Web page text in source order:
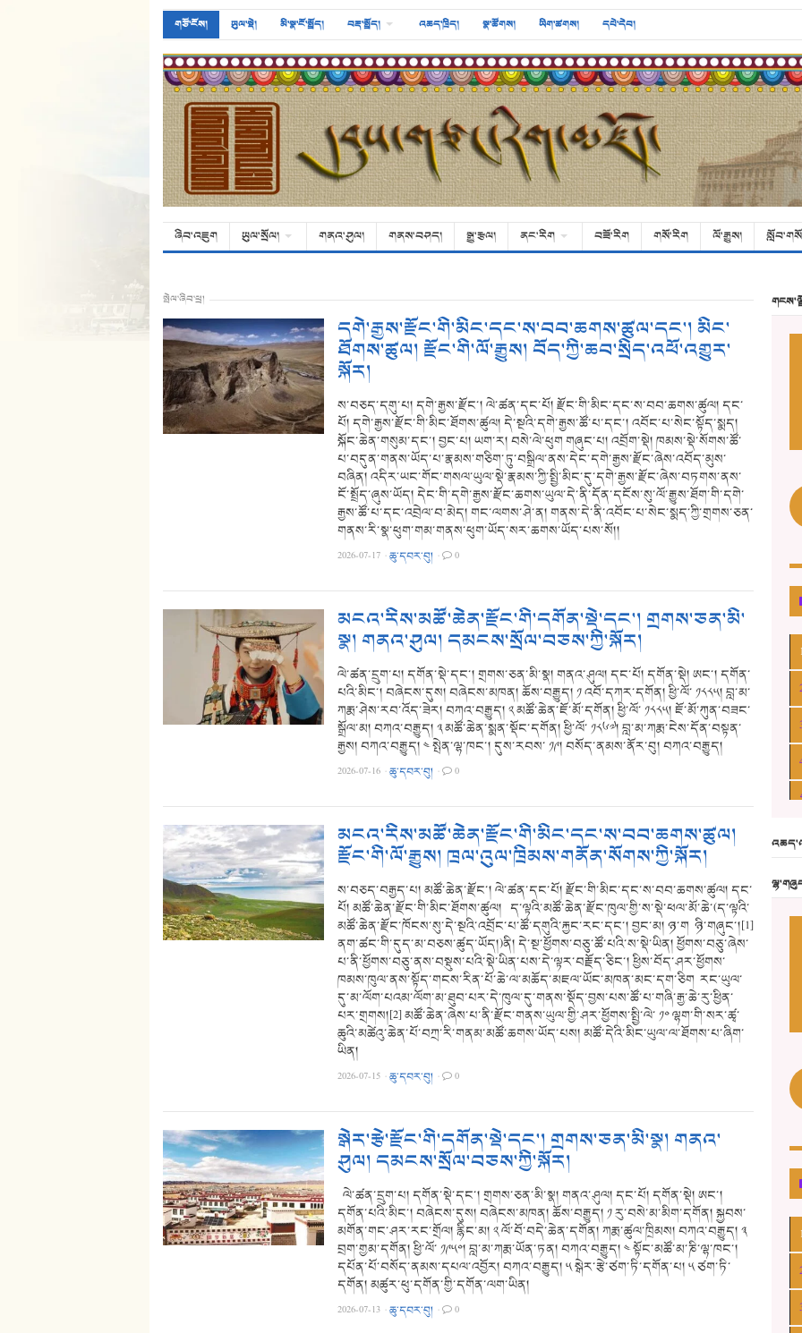
གཙོ་ངོས། ཡུལ་སྡེ། མི་སྣ་ངོ་སྤྲོད། བརྡ་སྤྲོད། འཆད་ཁྲིད། སྣ་ཚོགས། ཡིག་ཚགས། དཔེ་དེབ།
ཞིབ་འཇུག ཡུལ་སྲོལ། གནའ་ཤུལ། གནས་བཤད། སྒྱུ་རྩལ། ནང་རིག བཟོ་རིག གསོ་རིག ལོ་རྒྱུས།
སྤེལ་ཞིབ་ཕྲ།
དགེ་རྒྱས་རྫོང་གི་མིང་དང་ས་བབ་ཆགས་ཚུལ་དང་། མིང་
ཐོགས་ཚུལ། རྫོང་གི་ལོ་རྒྱུས། བོད་ཀྱི་ཆབ་སྲིད་འཕོ་འགྱུར་
སྐོར།
ས་བཅད་དགུ་པ། དགེ་རྒྱས་རྫོང་། ལེ་ཚན་དང་པོ། རྫོང་གི་མིང་དང་ས་བབ་ཆགས་ཚུལ། དང་
པོ། དགེ་རྒྱས་རྫོང་གི་མིང་ཐོགས་ཚུལ། དེ་སྔའི་དགེ་རྒྱས་ཚོ་པ་དང་། འབོང་པ་སེང་སྟོད་སྨད།
སྐོང་ཆེན་གསུམ་དང་། བྱང་པ། ཡག་ར། བསེ་ལེ་ཕུག གཞུང་པ། འབྲོག་སྡེ། ཁམས་སྡེ་སོགས་ཚོ་
པ་བདུན་གནས་ཡོད་པ་རྣམས་གཅིག་ཏུ་བསྒྲིལ་ནས་དེང་དགེ་རྒྱས་རྫོང་ཞེས་འབོད་མུས་
བཞིན། འདིར་ཡང་གོང་གསལ་ཡུལ་སྡེ་རྣམས་ཀྱི་སྤྱི་མིང་དུ་དགེ་རྒྱས་རྫོང་ཞེས་བཏགས་ནས་
ངོ་སྤྲོད་ཞུས་ཡོད། དེང་གི་དགེ་རྒྱས་རྫོང་ཆགས་ཡུལ་དེ་ནི་དོན་དངོས་སུ་ལོ་རྒྱུས་ཐོག་གི་དགེ་
རྒྱས་ཚོ་པ་དང་འབྲེལ་བ་མེད། གང་ལགས་ཤེ་ན། གནས་དེ་ནི་འབོང་པ་སེང་སྨད་ཀྱི་གྲགས་ཅན་
གནས་རི་སྣ་ཕུག་གམ་གནས་ཕུག་ཡོད་སར་ཆགས་ཡོད་པས་སོ།།
2026-07-17 ·ཆུ་དབར་བུ། · 0
མངའ་རིས་མཚོ་ཆེན་རྫོང་གི་དགོན་སྡེ་དང་། གྲགས་ཅན་མི་
སྣ། གནའ་ཤུལ། དམངས་སྲོལ་བཅས་ཀྱི་སྐོར།
ལེ་ཚན་དྲུག་པ། དགོན་སྡེ་དང་། གྲགས་ཅན་མི་སྣ། གནའ་ཤུལ། དང་པོ། དགོན་སྡེ། ཨང་། དགོན་
པའི་མིང་། བཞེངས་དུས། བཞེངས་མཁན། ཆོས་བརྒྱུད། ༡ འབོ་དཀར་དགོན། ཕྱི་ལོ་ ༡༨༨༥། བླ་མ་
ཀརྨ་ཤེས་རབ་འོད་ཟེར། བཀའ་བརྒྱུད། ༢ མཚོ་ཆེན་ཇོ་མོ་དགོན། ཕྱི་ལོ་ ༡༨༨༥། ཇོ་མོ་ཀུན་བཟང་
སྒྲོལ་མ། བཀའ་བརྒྱུད། ༣ མཚོ་ཆེན་སྨན་སྡོང་དགོན། ཕྱི་ལོ་ ༡༨༦༧། བླ་མ་ཀརྨ་ངེས་དོན་བསྟན་
རྒྱས། བཀའ་བརྒྱུད། ༤ སྤེན་ལྷ་ཁང་། དུས་རབས་ ༡༩། བསོད་ནམས་ནོར་བུ། བཀའ་བརྒྱུད།
2026-07-16 ·ཆུ་དབར་བུ། · 0
མངའ་རིས་མཚོ་ཆེན་རྫོང་གི་མིང་དང་ས་བབ་ཆགས་ཚུལ།
རྫོང་གི་ལོ་རྒྱུས། ཁྲལ་འུལ་ཁྲིམས་གནོན་སོགས་ཀྱི་སྐོར།
ས་བཅད་བརྒྱད་པ། མཚོ་ཆེན་རྫོང་། ལེ་ཚན་དང་པོ། རྫོང་གི་མིང་དང་ས་བབ་ཆགས་ཚུལ། དང་
པོ། མཚོ་ཆེན་རྫོང་གི་མིང་ཐོགས་ཚུལ། ད་ལྟའི་མཚོ་ཆེན་རྫོང་ཁུལ་གྱི་ས་སྡེ་ཕལ་མོ་ཆེ་(ད་ལྟའི་
མཚོ་ཆེན་རྫོང་ཁོངས་སུ་དེ་སྔའི་འབྲོང་པ་ཚོ་དགུའི་རྐྱང་རང་དང་། བྱང་མ། ཉ་ག ཉི་གཞུང་།[1]
ནག་ཚང་གི་དུད་མ་བཅས་ཚུད་ཡོད།)ནི། དེ་སྔ་ཕྱོགས་བཅུ་ཚོ་པའི་ས་སྡེ་ཡིན། ཕྱོགས་བཅུ་ཞེས་
པ་ནི་ཕྱོགས་བཅུ་ནས་བསྡུས་པའི་སྡེ་ཡིན་པས་དེ་ལྟར་བརྗོད་ཅིང་། ཕྱིས་བོད་ཤར་ཕྱོགས་
ཁམས་ཁུལ་ནས་སྟོད་གངས་རིན་པོ་ཆེ་ལ་མཆོད་མཇལ་ཡོང་མཁན་མང་དག་ཅིག རང་ཡུལ་
དུ་མ་ལོག་པའམ་ལོག་མ་ཐུབ་པར་དེ་ཁུལ་དུ་གནས་སྡོད་བྱས་པས་ཚོ་པ་གཞི་རྒྱ་ཆེ་རུ་ཕྱིན་
པར་གྲགས།[2] མཚོ་ཆེན་ཞེས་པ་ནི་རྫོང་གནས་ཡུལ་གྱི་ཤར་ཕྱོགས་སྤྱི་ལེ་ ༡༠ ལྷག་གི་སར་ཚྭ་
ཆུའི་མཚེའུ་ཆེན་པོ་བཀྲ་རི་གནམ་མཚོ་ཆགས་ཡོད་པས། མཚོ་དེའི་མིང་ཡུལ་ལ་ཐོགས་པ་ཞིག་
ཡིན།
2026-07-15 ·ཆུ་དབར་བུ། · 0
སྒེར་རྩེ་རྫོང་གི་དགོན་སྡེ་དང་། གྲགས་ཅན་མི་སྣ། གནའ་
ཤུལ། དམངས་སྲོལ་བཅས་ཀྱི་སྐོར།
ལེ་ཚན་དྲུག་པ། དགོན་སྡེ་དང་། གྲགས་ཅན་མི་སྣ། གནའ་ཤུལ། དང་པོ། དགོན་སྡེ། ཨང་།
དགོན་པའི་མིང་། བཞེངས་དུས། བཞེངས་མཁན། ཆོས་བརྒྱུད། ༡ རུ་བསེ་མ་མིག་དགོན། སྐྱབས་
མགོན་གང་ཤར་རང་གྲོལ། རྙིང་མ། ༢ ལོ་བོ་བདེ་ཆེན་དགོན། ཀརྨ་ཚུལ་ཁྲིམས། བཀའ་བརྒྱུད། ༣
བྲག་གྱམ་དགོན། ཕྱི་ལོ་ ༡༩༥༠། བླ་མ་ཀརྨ་ཡོན་ཏན། བཀའ་བརྒྱུད། ༤ སྟོང་མཚོ་མ་ཎི་ལྷ་ཁང་།
དཔོན་པོ་བསོད་ནམས་དཔལ་འབྱོར། བཀའ་བརྒྱུད། ༥ སྒེར་རྩེ་ཙག་ཏི་དགོན་པ། ༥ ཙག་ཏི་
དགོན། མཚུར་ཕུ་དགོན་གྱི་དགོན་ལག་ཡིན།
2026-07-13 ·ཆུ་དབར་བུ། · 0